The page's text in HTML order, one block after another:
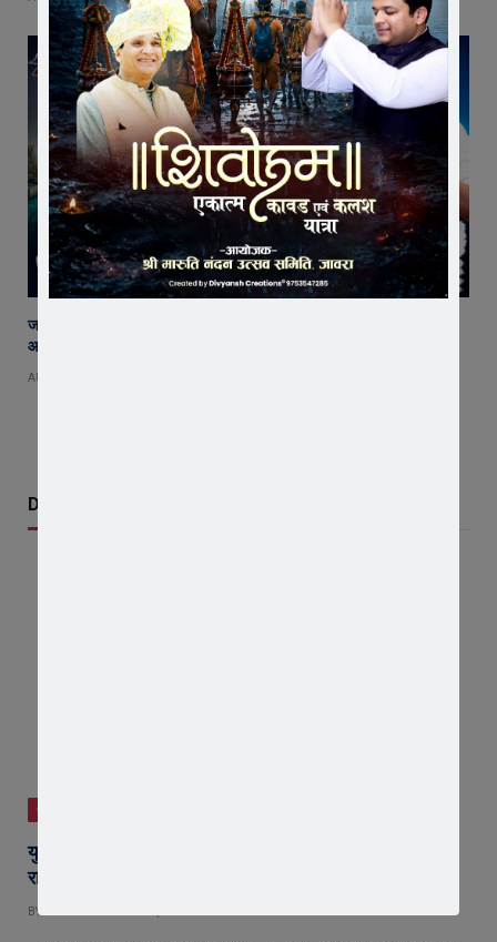
जावरा सिविल हॉस्पिटल में कमाल! 70 वर्षीय महिला के कूल्हे का सफल ऑपरेशन,
आयुष्मान से इलाज हुआ नि:शुल्क
AUGUST 8, 2026
Don't Miss
जावरा
युवा शक्ति में विश्व बदलने की क्षमता, बस ऊर्जा को सही दिशा मिले :
राष्ट्रसंत कमल मुनि
BY